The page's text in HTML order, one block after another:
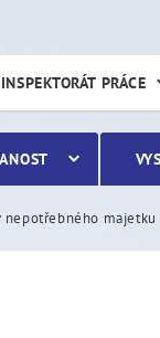
PRÁCE
nepotřebného majetku